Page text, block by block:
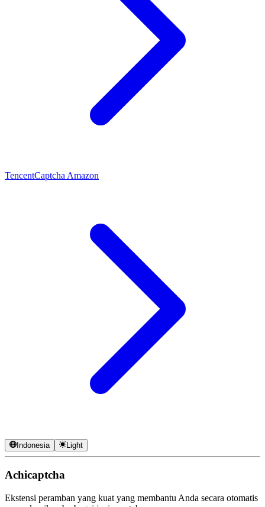
TencentCaptcha Amazon
Indonesia Light
Achicaptcha
Ekstensi peramban yang kuat yang membantu Anda secara otomatis